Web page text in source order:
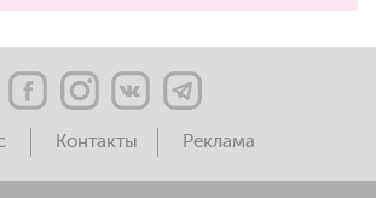
Контакты Реклама